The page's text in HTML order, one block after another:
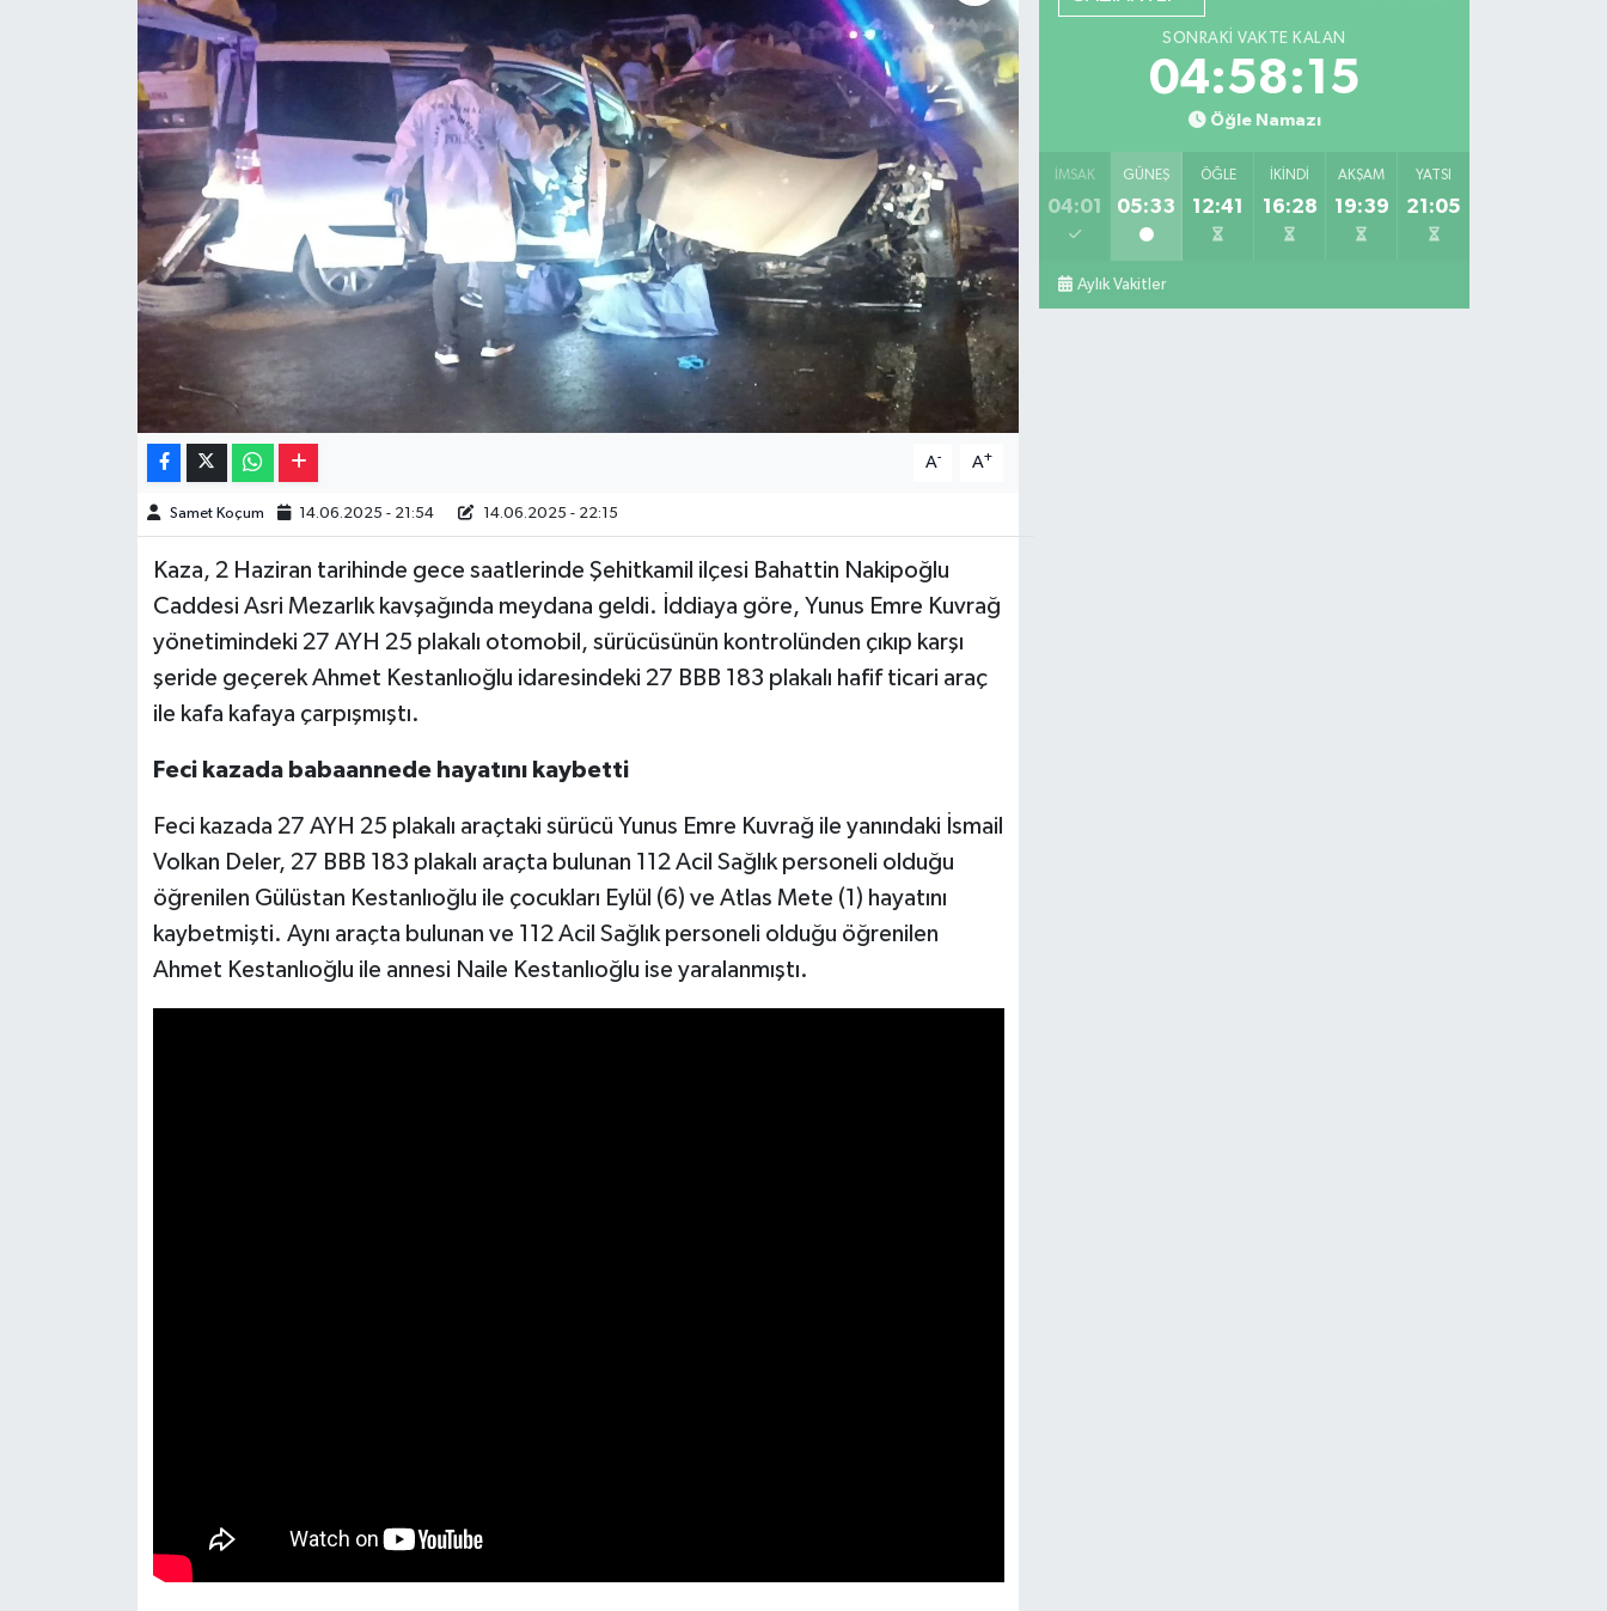
A- A+
Samet Koçum 14.06.2025 - 21:54 14.06.2025 - 22:15
Kaza, 2 Haziran tarihinde gece saatlerinde Şehitkamil ilçesi Bahattin Nakipoğlu
Caddesi Asri Mezarlık kavşağında meydana geldi. İddiaya göre, Yunus Emre Kuvrağ
yönetimindeki 27 AYH 25 plakalı otomobil, sürücüsünün kontrolünden çıkıp karşı
şeride geçerek Ahmet Kestanlıoğlu idaresindeki 27 BBB 183 plakalı hafif ticari araç
ile kafa kafaya çarpışmıştı.
Feci kazada babaannede hayatını kaybetti
Feci kazada 27 AYH 25 plakalı araçtaki sürücü Yunus Emre Kuvrağ ile yanındaki İsmail
Volkan Deler, 27 BBB 183 plakalı araçta bulunan 112 Acil Sağlık personeli olduğu
öğrenilen Gülüstan Kestanlıoğlu ile çocukları Eylül (6) ve Atlas Mete (1) hayatını
kaybetmişti. Aynı araçta bulunan ve 112 Acil Sağlık personeli olduğu öğrenilen
Ahmet Kestanlıoğlu ile annesi Naile Kestanlıoğlu ise yaralanmıştı.
SONRAKI VAKTE KALAN
04:58:14
Öğle Namazı
İMSAK
04:01
GÜNEŞ
05:33
ÖĞLE
12:41
İKINDI
16:28
AKŞAM
19:39
YATSI
21:05
Aylık Vakitler
Resmi İlanlar
Sinemalar
Yeme-İçme